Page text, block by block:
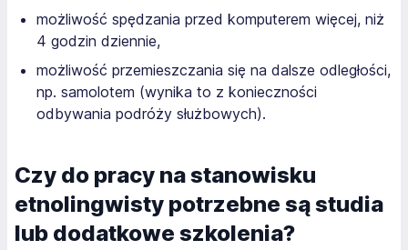
możliwość spędzania przed komputerem więcej, niż
4 godzin dziennie,
możliwość przemieszczania się na dalsze odległości,
np. samolotem (wynika to z konieczności
odbywania podróży służbowych).
Czy do pracy na stanowisku
etnolingwisty potrzebne są studia
lub dodatkowe szkolenia?